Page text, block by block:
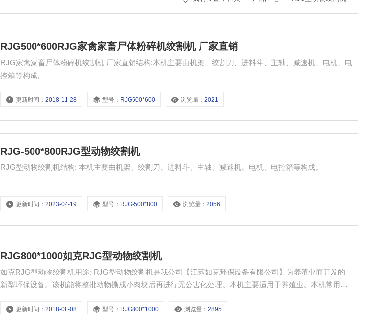
RJG500*600RJG家禽家畜尸体粉碎机绞割机 厂家直销
RJG家禽家畜尸体粉碎机绞割机 厂家直销结构:本机主要由机架、绞割刀、进料斗、主轴、减速机、电机、电
控箱等构成。
更新时间：2018-11-28 型号： RJG500*600 浏览量：2021
RJG-500*800RJG型动物绞割机
RJG型动物绞割机结构: 本机主要由机架、绞割刀、进料斗、主轴、减速机、电机、电控箱等构成。
更新时间：2023-04-19 型号： RJG-500*800 浏览量：2056
RJG800*1000如克RJG型动物绞割机
如克RJG型动物绞割机用途: RJG型动物绞割机是我公司【江苏如克环保设备有限公司】为养殖业而开发的
新型环保设备。该机能将整批动物撕成小肉块后再进行无公害化处理。本机主要适用于养殖业。本机常用于
更新时间：2018-08-08 型号： RJG800*1000 浏览量：2895